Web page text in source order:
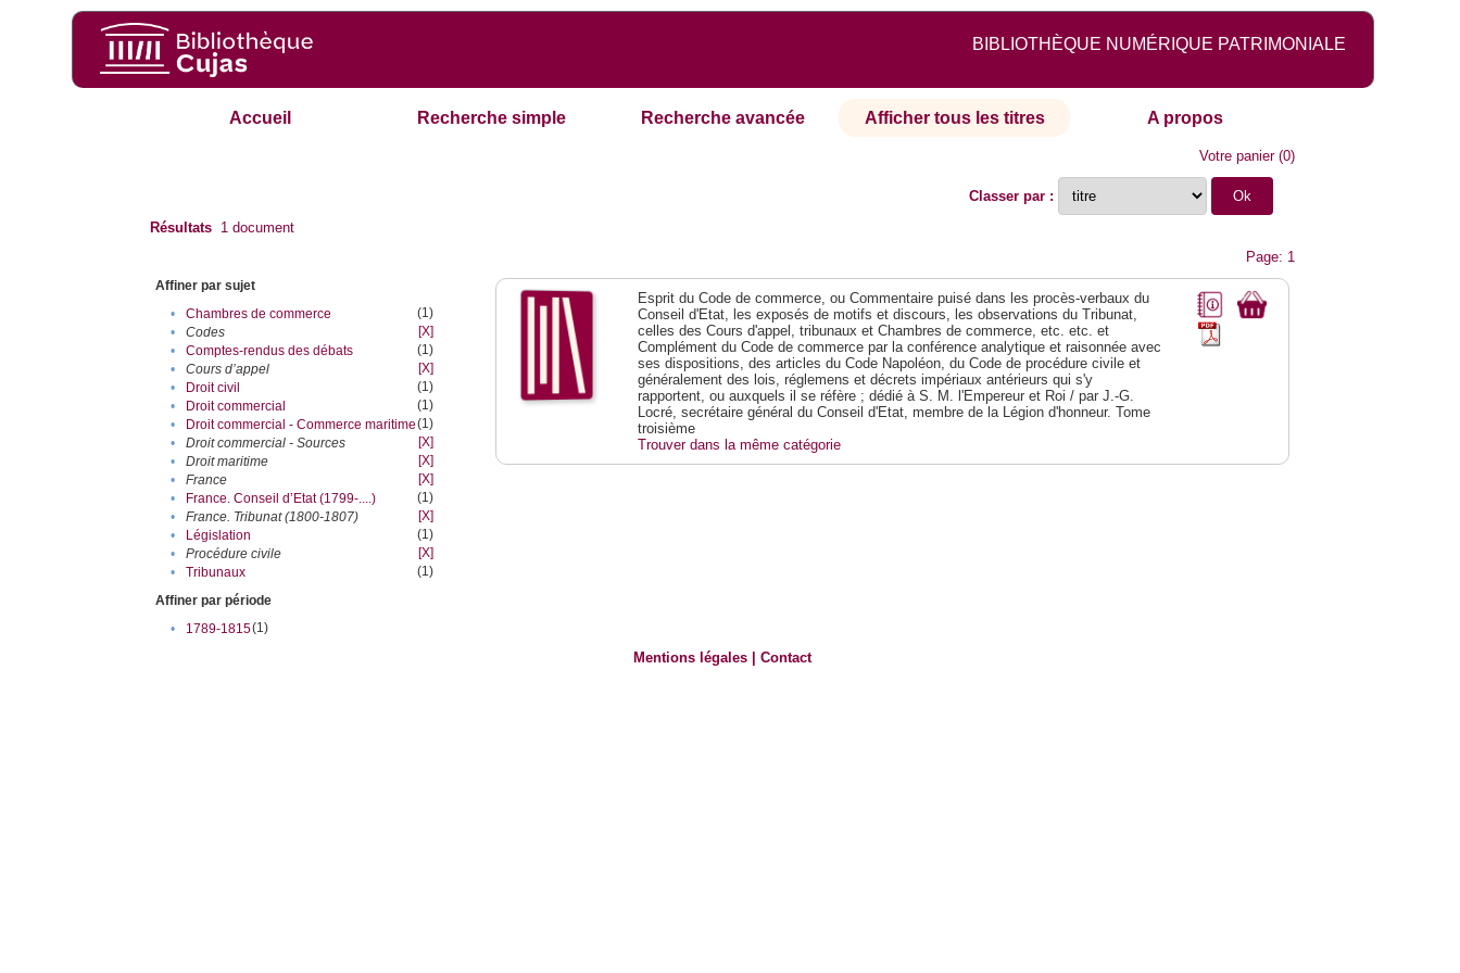
BIBLIOTHÈQUE NUMÉRIQUE PATRIMONIALE
Accueil Recherche simple Recherche avancée Afficher tous les titres A propos
Votre panier(0)
Classer par :
Résultats 1 document
Page: 1
Affiner par sujet
•
Chambres de commerce
(1)
•
Codes
[X]
•
Comptes-rendus des débats
(1)
•
Cours d’appel
[X]
•
Droit civil
(1)
•
Droit commercial
(1)
•
Droit commercial - Commerce maritime(1)
•
Droit commercial - Sources
[X]
•
Droit maritime
[X]
•
France
[X]
•
France. Conseil d’Etat (1799-....)
(1)
•
France. Tribunat (1800-1807)
[X]
•
Législation
(1)
•
Procédure civile
[X]
•
Tribunaux
(1)
Affiner par période
•
1789-1815(1)
Esprit du Code de commerce, ou Commentaire puisé dans les procès-verbaux du
Conseil d'Etat, les exposés de motifs et discours, les observations du Tribunat,
celles des Cours d'appel, tribunaux et Chambres de commerce, etc. etc. et
Complément du Code de commerce par la conférence analytique et raisonnée avec
ses dispositions, des articles du Code Napoléon, du Code de procédure civile et
généralement des lois, réglemens et décrets impériaux antérieurs qui s'y
rapportent, ou auxquels il se réfère ; dédié à S. M. l'Empereur et Roi / par J.-G.
Locré, secrétaire général du Conseil d'Etat, membre de la Légion d'honneur. Tome
troisième
Trouver dans la même catégorie
Mentions légales |Contact